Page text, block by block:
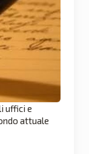
uffici e
attuale